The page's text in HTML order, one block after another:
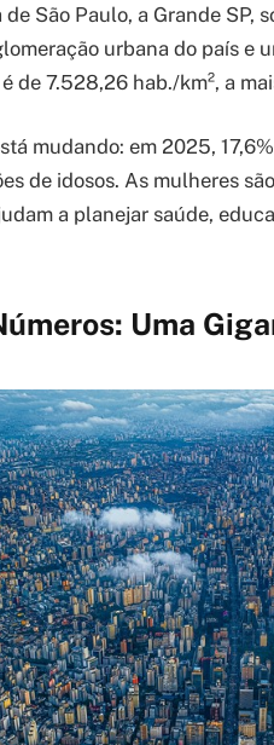
São Paulo, a Grande SP,
urbana do país e
de 7.528,26 hab./km², a
mudando: em 2025,
de idosos. As mulheres
a planejar saúde,
Uma